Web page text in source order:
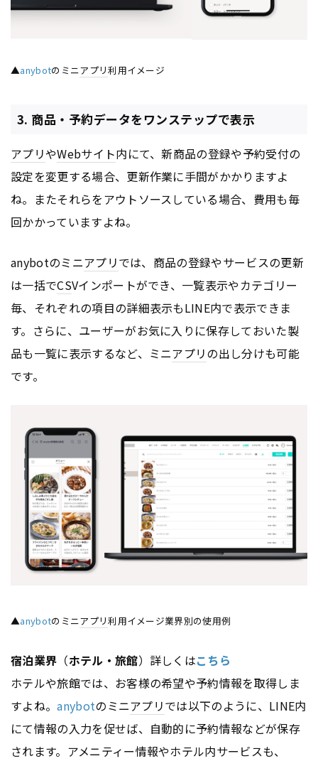
▲anybotのミニアプリ利用イメージ
3. 商品・予約データをワンステップで表示
アプリやWebサイト内にて、新商品の登録や予約受付の
設定を変更する場合、更新作業に手間がかかりますよ
ね。またそれらをアウトソースしている場合、費用も毎
回かかっていますよね。
anybotのミニアプリでは、商品の登録やサービスの更新
は一括でCSVインポートができ、一覧表示やカテゴリー
毎、それぞれの項目の詳細表示もLINE内で表示できま
す。さらに、ユーザーがお気に入りに保存しておいた製
品も一覧に表示するなど、ミニアプリの出し分けも可能
です。
▲anybotのミニアプリ利用イメージ業界別の使用例
宿泊業界 （ホテル・旅館）詳しくはこちら
ホテルや旅館では、お客様の希望や予約情報を取得しま
すよね。anybotのミニアプリでは以下のように、LINE内
にて情報の入力を促せば、自動的に予約情報などが保存
されます。アメニティー情報やホテル内サービスも、